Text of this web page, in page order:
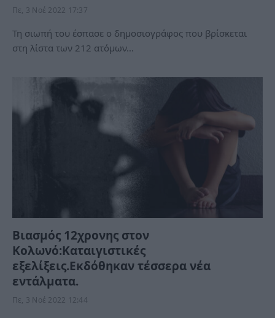
Πε, 3 Νοέ 2022 17:37
Τη σιωπή του έσπασε ο δημοσιογράφος που βρίσκεται
στη λίστα των 212 ατόμων…
Βιασμός 12χρονης στον
Κολωνό:Καταιγιστικές
εξελίξεις.Εκδόθηκαν τέσσερα νέα
εντάλματα.
Πε, 3 Νοέ 2022 12:44